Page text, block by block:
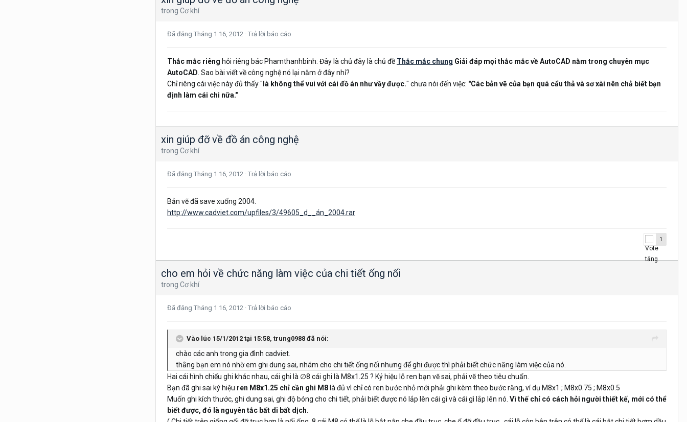
trong Cơ khí
Đã đăng Tháng 1 16, 2012 · Trả lời báo cáo
Thắc mắc riêng hỏi riêng bác Phamthanhbinh: Đây là chủ đây là chủ đề Thắc mắc chung Giải đáp mọi thắc mắc về AutoCAD nằm trong chuyên mục
AutoCAD . Sao bài viết về công nghệ nó lại nằm ở đây nhỉ?
Chỉ riêng cái việc này đủ thấy " là không thể vui với cái đồ án như vầy được." chưa nói đến việc: "Các bản vẽ của bạn quá cẩu thả và sơ xài nên chả biết bạn
định làm cái chi nữa."
xin giúp đỡ về đồ án công nghệ
trong Cơ khí
Đã đăng Tháng 1 16, 2012 · Trả lời báo cáo
Bản vẽ đã save xuống 2004.
http://www.cadviet.com/upfiles/3/49605_d__án_2004.rar
1
cho em hỏi về chức năng làm việc của chi tiết ống nối
trong Cơ khí
Đã đăng Tháng 1 16, 2012 · Trả lời báo cáo
Vào lúc 15/1/2012 tại 15:58, trung0988 đã nói:
chào các anh trong gia đình cadviet.
thằng bạn em nó nhờ em ghi dung sai, nhám cho chi tiết ống nối nhưng để ghi được thì phải biết chức năng làm việc của nó.
Hai cái hình chiếu ghi khác nhau, cái ghi là ∅8 cái ghi là M8x1.25 ? Ký hiệu lỗ ren bạn vẽ sai, phải vẽ theo tiêu chuẩn.
Bạn đã ghi sai ký hiệu ren M8x1.25 chỉ cần ghi M8 là đủ vì chỉ có ren bước nhỏ mới phải ghi kèm theo bước răng, ví dụ M8x1 ; M8x0.75 ; M8x0.5
Muốn ghi kích thước, ghi dung sai, ghi độ bóng cho chi tiết, phải biết được nó lắp lên cái gì và cái gì lắp lên nó. Vì thế chỉ có cách hỏi người thiết kế, mới có thể
biết được, đó là nguyên tắc bất di bất dịch.